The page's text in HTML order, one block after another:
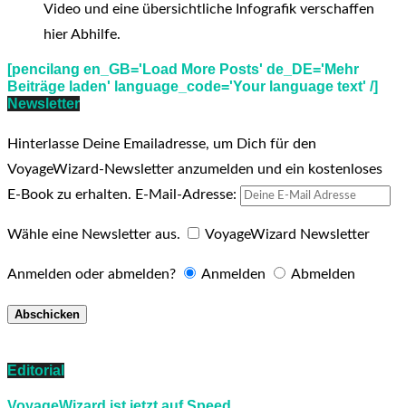
Video und eine übersichtliche Infografik verschaffen
hier Abhilfe.
[pencilang en_GB='Load More Posts' de_DE='Mehr
Beiträge laden' language_code='Your language text' /]
Newsletter
Hinterlasse Deine Emailadresse, um Dich für den
VoyageWizard-Newsletter anzumelden und ein kostenloses
E-Book zu erhalten. E-Mail-Adresse:
Wähle eine Newsletter aus. VoyageWizard Newsletter
Anmelden oder abmelden? Anmelden Abmelden
Editorial